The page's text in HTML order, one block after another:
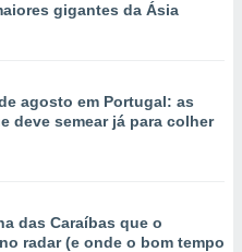
gigantes da Ásia
agosto em Portugal: as
deve semear já para colher
das Caraíbas que o
radar (e onde o bom tempo